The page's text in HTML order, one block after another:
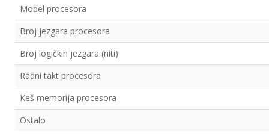
Model procesora
Broj jezgara procesora
Broj logičkih jezgara (niti)
Radni takt procesora
Keš memorija procesora
Ostalo